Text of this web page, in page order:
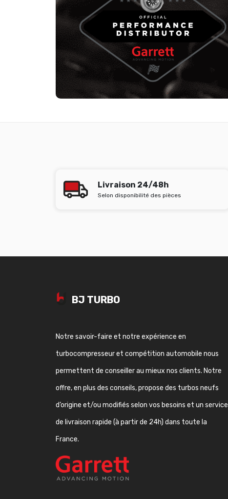
Livraison 24/48h
Selon disponibilité des pièces
BJ TURBO
Notre savoir-faire et notre expérience en
turbocompresseur et compétition automobile nous
permettent de conseiller au mieux nos clients. Notre
offre, en plus des conseils, propose des turbos neufs
d’origine et/ou modifiés selon vos besoins et un service
de livraison rapide (à partir de 24h) dans toute la
France.